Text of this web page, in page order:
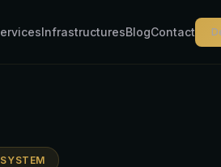
InfrastructuresBlogContact